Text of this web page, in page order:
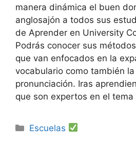
manera dinámica el buen
anglosajón a todos sus
de Aprender en University
Podrás conocer sus
que van enfocados en la
vocabulario como también
pronunciación. Iras
que son expertos en el
Categorías
Escuelas